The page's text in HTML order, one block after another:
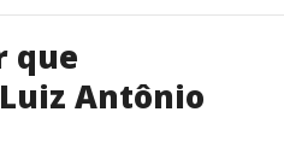
que
Antônio